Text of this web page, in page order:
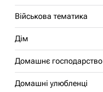
Військова тематика
Дім
Домашнє господарство
Домашні улюбленці